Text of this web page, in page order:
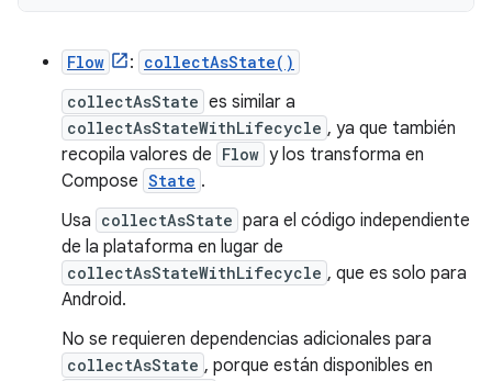
Flow : collectAsState()
collectAsState es similar a
collectAsStateWithLifecycle , ya que también
recopila valores de Flow y los transforma en
Compose State .
Usa collectAsState para el código independiente
de la plataforma en lugar de
collectAsStateWithLifecycle , que es solo para
Android.
No se requieren dependencias adicionales para
collectAsState , porque están disponibles en